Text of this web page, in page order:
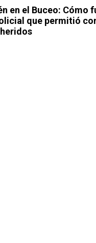
en el Buceo: Cómo
que permitió